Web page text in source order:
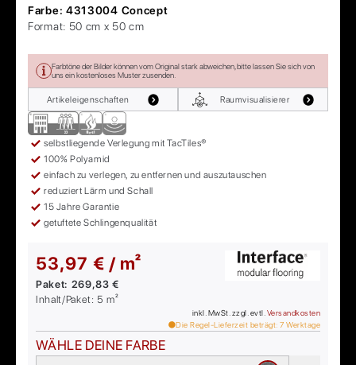
Farbe: 4313004 Concept
Format: 50 cm x 50 cm
Farbtöne der Bilder können vom Original stark abweichen, bitte lassen Sie sich von
uns ein kostenloses Muster zusenden.
Artikeleigenschaften Raumvisualisierer
selbstliegende Verlegung mit TacTiles®
100% Polyamid
einfach zu verlegen, zu entfernen und auszutauschen
reduziert Lärm und Schall
15 Jahre Garantie
getuftete Schlingenqualität
53,97 € / m²
Paket: 269,83 €
Inhalt/Paket: 5 m²
inkl. MwSt. zzgl. evtl. Versandkosten
Die Regel-Lieferzeit beträgt: 7 Werktage
WÄHLE DEINE FARBE